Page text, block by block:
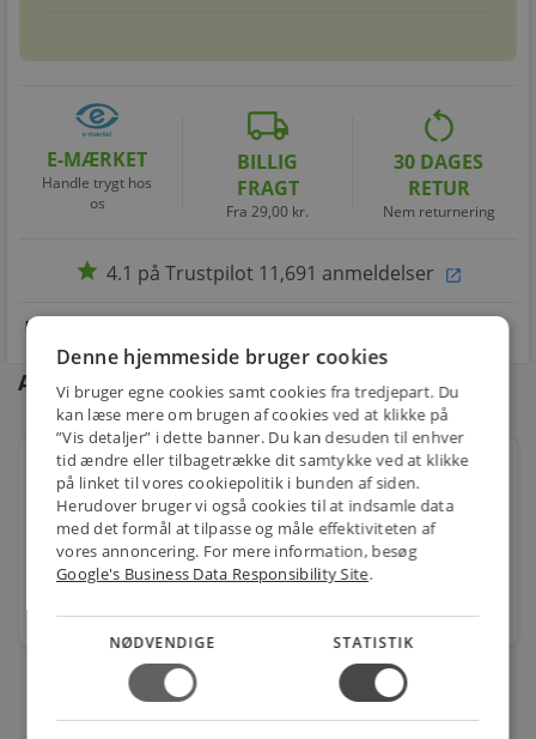
E-MÆRKET
Handle trygt hos
os
local_shipping
BILLIG
FRAGT
Fra 29,00 kr.
restart_alt
30 DAGES
RETUR
Nem returnering
star 4.1 på Trustpilot 11,691 anmeldelser open_in_new
Andre kunder købte også
S&P Silent 100 CZ Hvid, Ventilator Standard,
158x158mm ø99mm
Varenr.: 9978100306
619,00 kr.
stk.
Denne hjemmeside bruger cookies
Vi bruger egne cookies samt cookies fra tredjepart. Du
kan læse mere om brugen af cookies ved at klikke på
”Vis detaljer” i dette banner. Du kan desuden til enhver
tid ændre eller tilbagetrække dit samtykke ved at klikke
på linket til vores cookiepolitik i bunden af siden.
Herudover bruger vi også cookies til at indsamle data
med det formål at tilpasse og måle effektiviteten af
vores annoncering. For mere information, besøg
Google's Business Data Responsibility Site.
NØDVENDIGE STATISTIK